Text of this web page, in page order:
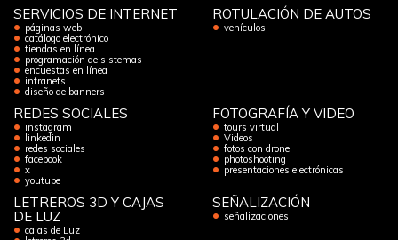
SERVICIOS DE INTERNET
páginas web
catálogo electrónico
tiendas en línea
programación de sistemas
encuestas en línea
intranets
diseño de banners
ROTULACIÓN DE AUTOS
vehículos
REDES SOCIALES
instagram
linkedin
redes sociales
facebook
x
youtube
FOTOGRAFÍA Y VIDEO
tours virtual
Videos
fotos con drone
photoshooting
presentaciones electrónicas
LETREROS 3D Y CAJAS
DE LUZ
cajas de Luz
SEÑALIZACIÓN
señalizaciones